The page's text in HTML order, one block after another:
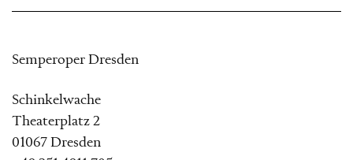
Semperoper Dresden
Schinkelwache
Theaterplatz 2
01067 Dresden